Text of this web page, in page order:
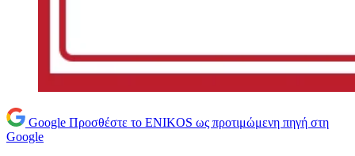
Google Προσθέστε το ENIKOS ως προτιμώμενη πηγή στη
Google